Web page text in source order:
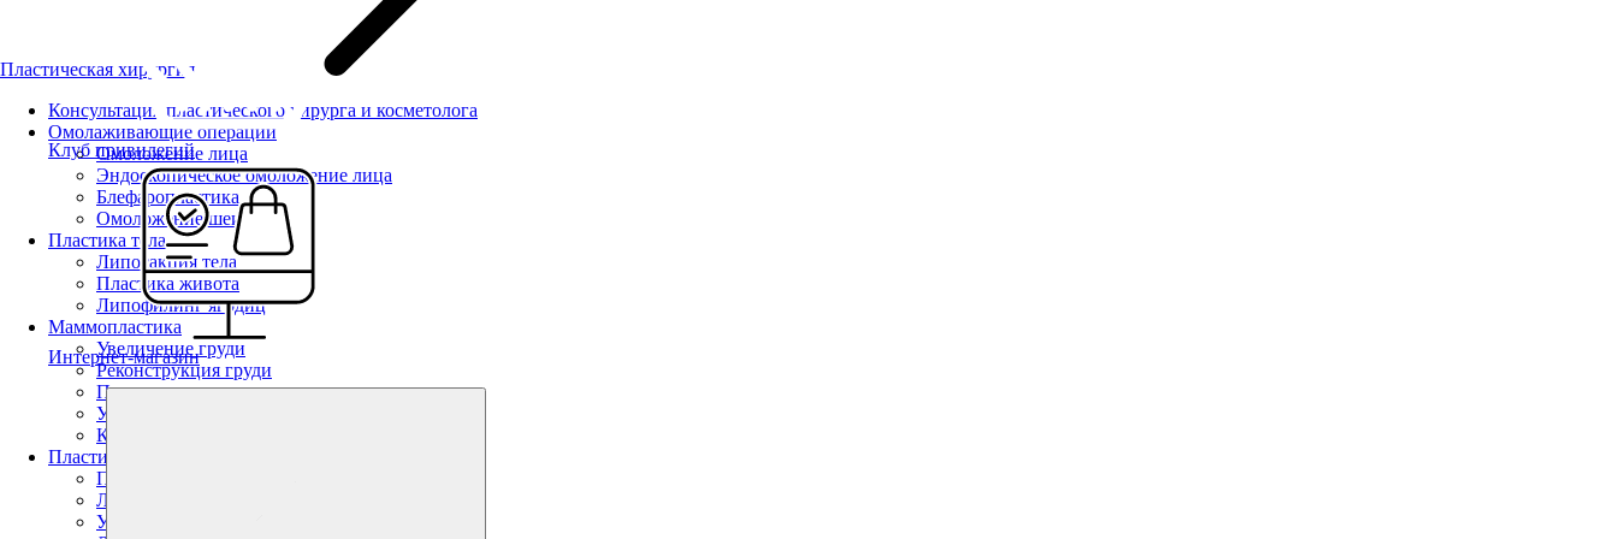
Пластическая хирургия
Консультация пластического хирурга и косметолога
Омолаживающие операции
Омоложение лица
Эндоскопическое омоложение лица
Блефаропластика
Омоложение шеи
Пластика тела
Липосакция тела
Пластика живота
Липофилинг ягодиц
Маммопластика
Увеличение груди
Реконструкция груди
Подтяжка груди
Уменьшение груди
Коррекция тубулярной груди
Пластика лица
Пластика лица
Липофилинг
Увеличение губ
Клуб привилегий
Интернет-магазин